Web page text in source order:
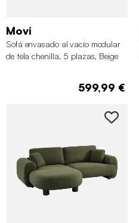
Movi
Sofá envasado al vacío modular
de tela chenilla, 5 plazas, Beige
599,99 €